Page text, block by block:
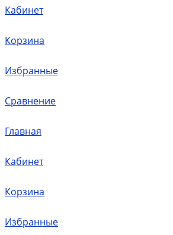
Кабинет
Корзина
Избранные
Сравнение
Главная
Кабинет
Корзина
Избранные